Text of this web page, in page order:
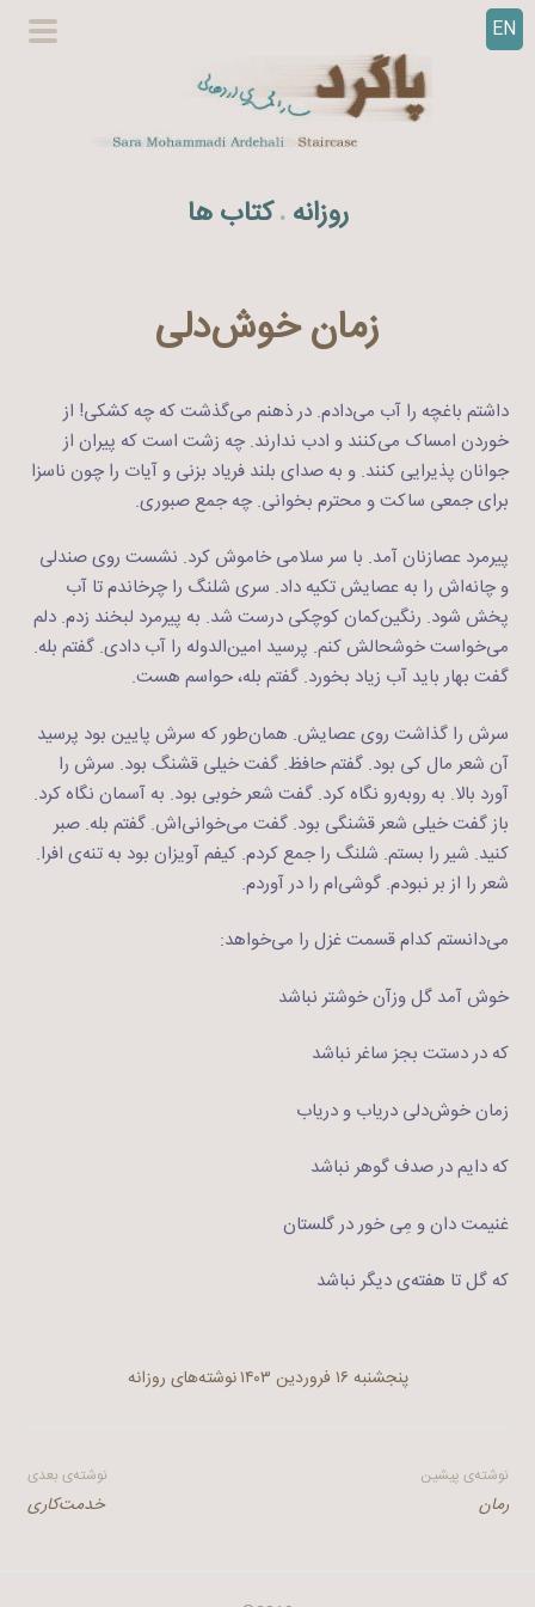
EN
روزانه . کتاب ها
زمان خوش‌دلی
داشتم باغچه را آب می‌دادم. در ذهنم می‌گذشت که چه کشکی! از
خوردن امساک می‌کنند و ادب ندارند. چه زشت است که پیران از
جوانان پذیرایی کنند. و به صدای بلند فریاد بزنی و آیات را چون ناسزا
برای جمعی ساکت و محترم بخوانی. چه جمع صبوری.
پیرمرد عصازنان آمد. با سر سلامی خاموش کرد. نشست روی صندلی
و چانه‌اش را به عصایش تکیه داد. سری شلنگ را چرخاندم تا آب
پخش شود. رنگین‌کمان کوچکی درست شد. به پیرمرد لبخند زدم. دلم
می‌خواست خوشحالش کنم. پرسید امین‌الدوله را آب دادی. گفتم بله.
گفت بهار باید آب زیاد بخورد. گفتم بله، حواسم هست.
سرش را گذاشت روی عصایش. همان‌طور که سرش پایین بود پرسید
آن شعر مال کی بود. گفتم حافظ. گفت خیلی قشنگ بود. سرش را
آورد بالا. به روبه‌رو نگاه کرد. گفت شعر خوبی بود. به آسمان نگاه کرد.
باز گفت خیلی شعر قشنگی بود. گفت می‌خوانی‌اش. گفتم بله. صبر
کنید. شیر را بستم. شلنگ را جمع کردم. کیفم آویزان بود به تنه‌ی افرا.
شعر را از بر نبودم. گوشی‌ام را در آوردم.
می‌دانستم کدام قسمت غزل را می‌خواهد:
خوش آمد گل وزآن خوشتر نباشد
که در دستت بجز ساغر نباشد
زمان خوش‌دلی دریاب و دریاب
که دایم در صدف گوهر نباشد
غنیمت دان و مِی خور در گلستان
که گل تا هفته‌ی دیگر نباشد
پنجشنبه ۱۶ فروردین ۱۴۰۳ نوشته‌های روزانه
راهبری
نوشته
نوشته‌ی پیشین
رمان
نوشته‌ی بعدی
خدمت‌کاری